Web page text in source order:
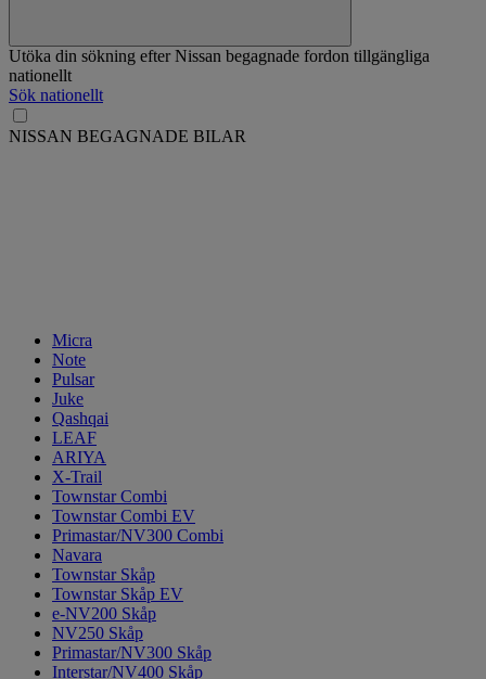
Utöka din sökning efter Nissan begagnade fordon tillgängliga
nationellt
Sök nationellt
NISSAN BEGAGNADE BILAR
Micra
Note
Pulsar
Juke
Qashqai
LEAF
ARIYA
X-Trail
Townstar Combi
Townstar Combi EV
Primastar/NV300 Combi
Navara
Townstar Skåp
Townstar Skåp EV
e-NV200 Skåp
NV250 Skåp
Primastar/NV300 Skåp
Interstar/NV400 Skåp